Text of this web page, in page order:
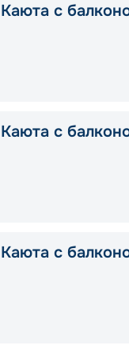
Каюта с
Каюта с
Каюта с